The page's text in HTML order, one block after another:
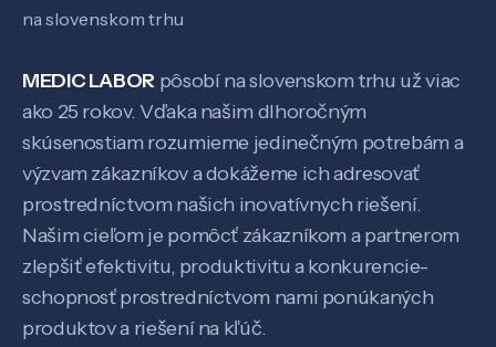
na slovenskom trhu
MEDIC LABOR pôsobí na slovenskom trhu už viac
ako 25 rokov. Vďaka našim dlhoročným
skúsenostiam rozumieme jedinečným potrebám a
výzvam zákazníkov a dokážeme ich adresovať
prostredníctvom našich inovatívnych riešení.
Našim cieľom je pomôcť zákazníkom a partnerom
zlepšiť efektivitu, produktivitu a konkurencie-
schopnosť prostredníctvom nami ponúkaných
produktov a riešení na kľúč.